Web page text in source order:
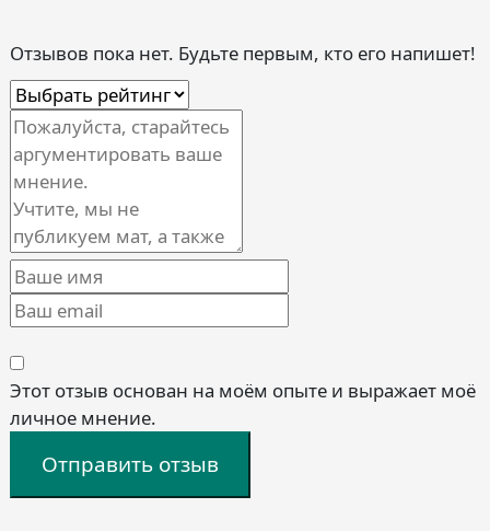
Отзывов пока нет. Будьте первым, кто его напишет!
Этот отзыв основан на моём опыте и выражает моё
личное мнение.
Отправить отзыв